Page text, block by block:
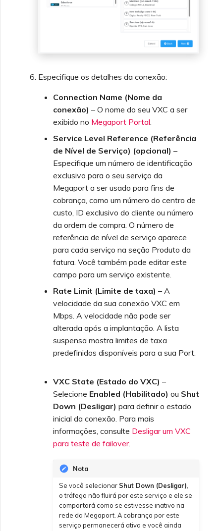
Especifique os detalhes da conexão:
Connection Name (Nome da
conexão) – O nome do seu VXC a ser
exibido no Megaport Portal
Service Level Reference (Referência
de Nível de Serviço) (opcional) –
Especifique um número de identificação
exclusivo para o seu serviço da
Megaport a ser usado para fins de
cobrança, como um número do centro de
custo, ID exclusivo do cliente ou número
da ordem de compra. O número de
referência de nível de serviço aparece
para cada serviço na seção Produto da
fatura. Você também pode editar este
campo para um serviço existente.
Rate Limit (Limite de taxa) – A
velocidade da sua conexão VXC em
Mbps. A velocidade não pode ser
alterada após a implantação. A lista
suspensa mostra limites de taxa
predefinidos disponíveis para a sua Port.
VXC State (Estado do VXC) –
Selecione Enabled (Habilitado) ou Shut
Down (Desligar) para definir o estado
inicial da conexão. Para mais
informações, consulte Desligar um VXC
para teste de failover.
Nota
Se você selecionar Shut Down (Desligar)
o tráfego não fluirá por este serviço e ele se
comportará como se estivesse inativo na
rede da Megaport. A cobrança por este
serviço permanecerá ativa e você ainda